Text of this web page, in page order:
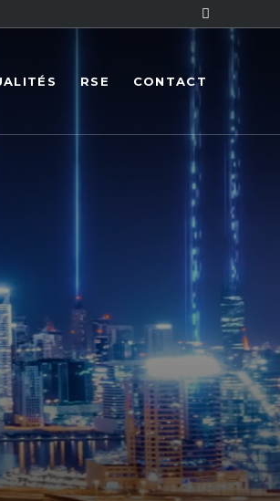
RSE CONTACT